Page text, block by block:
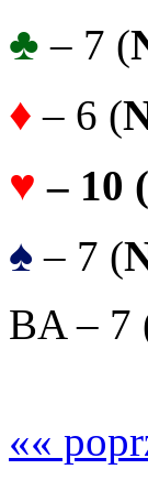
♣ – 7 (
♦ – 6 (
♥ – 10
♠ – 7 (
BA – 7
««